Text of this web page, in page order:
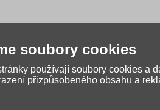
zákazníci
soubory cookies
používají soubory cookies a
přizpůsobeného obsahu a